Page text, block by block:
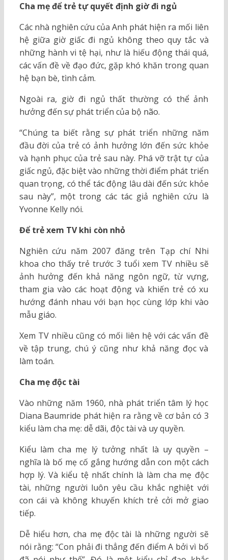
Cha mẹ để trẻ tự quyết định giờ đi ngủ
Các nhà nghiên cứu của Anh phát hiện ra mối liên
hệ giữa giờ giấc đi ngủ không theo quy tắc và
những hành vi tệ hại, như là hiếu động thái quá,
các vấn đề về đạo đức, gặp khó khăn trong quan
hệ bạn bè, tình cảm.
Ngoài ra, giờ đi ngủ thất thường có thể ảnh
hưởng đến sự phát triển của bộ não.
“Chúng ta biết rằng sự phát triển những năm
đầu đời của trẻ có ảnh hưởng lớn đến sức khỏe
và hạnh phục của trẻ sau này. Phá vỡ trật tự của
giấc ngủ, đặc biệt vào những thời điểm phát triển
quan trọng, có thể tác động lâu dài đến sức khỏe
sau này”, một trong các tác giả nghiên cứu là
Yvonne Kelly nói.
Để trẻ xem TV khi còn nhỏ
Nghiên cứu năm 2007 đăng trên Tạp chí Nhi
khoa cho thấy trẻ trước 3 tuổi xem TV nhiều sẽ
ảnh hưởng đến khả năng ngôn ngữ, từ vựng,
tham gia vào các hoạt động và khiến trẻ có xu
hướng đánh nhau với bạn học cùng lớp khi vào
mẫu giáo.
Xem TV nhiều cũng có mối liên hệ với các vấn đề
về tập trung, chú ý cũng như khả năng đọc và
làm toán.
Cha mẹ độc tài
Vào những năm 1960, nhà phát triển tâm lý học
Diana Baumride phát hiện ra rằng về cơ bản có 3
kiểu làm cha mẹ: dễ dãi, độc tài và uy quyền.
Kiểu làm cha mẹ lý tưởng nhất là uy quyền –
nghĩa là bố mẹ cố gắng hướng dẫn con một cách
hợp lý. Và kiểu tệ nhất chính là làm cha mẹ độc
tài, những người luôn yêu cầu khắc nghiệt với
con cái và không khuyến khích trẻ cởi mở giao
tiếp.
Dễ hiểu hơn, cha mẹ độc tài là những người sẽ
nói rằng: “Con phải đi thẳng đến điểm A bởi vì bố